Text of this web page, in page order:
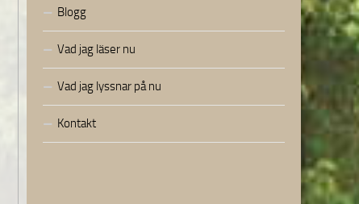
Blogg
Vad jag läser nu
Vad jag lyssnar på nu
Kontakt